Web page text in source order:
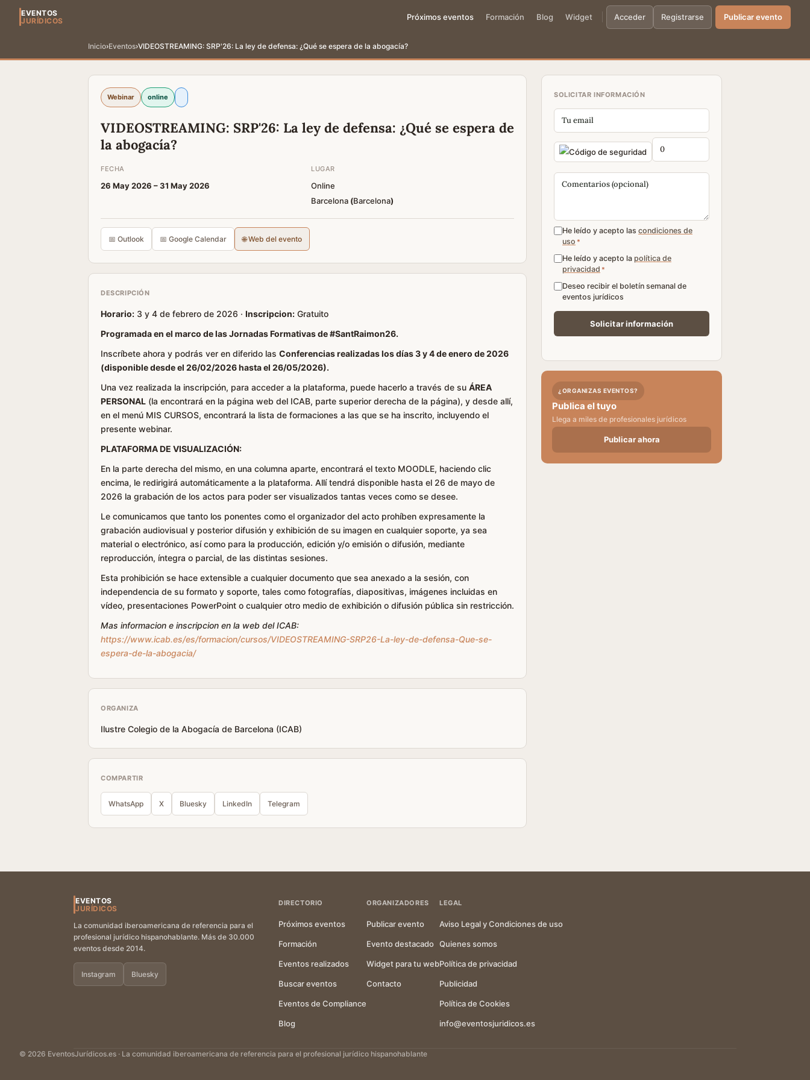
EVENTOS
JURÍDICOS
Próximos eventos Formación Blog Widget Acceder Registrarse Publicar evento
Inicio›Eventos›VIDEOSTREAMING: SRP'26: La ley de defensa: ¿Qué se espera de la abogacía?
Webinar online
VIDEOSTREAMING: SRP'26: La ley de defensa: ¿Qué se espera de
la abogacía?
FECHA
26 May 2026 –31 May 2026
LUGAR
Online
Barcelona (Barcelona)
📅 Outlook 📅 Google Calendar 🌐 Web del evento
DESCRIPCIÓN
Horario: 3 y 4 de febrero de 2026 · Inscripcion: Gratuito
Programada en el marco de las Jornadas Formativas de #SantRaimon26.
Inscríbete ahora y podrás ver en diferido las Conferencias realizadas los días 3 y 4 de enero de 2026
(disponible desde el 26/02/2026 hasta el 26/05/2026).
Una vez realizada la inscripción, para acceder a la plataforma, puede hacerlo a través de su ÁREA
PERSONAL (la encontrará en la página web del ICAB, parte superior derecha de la página), y desde allí,
en el menú MIS CURSOS, encontrará la lista de formaciones a las que se ha inscrito, incluyendo el
presente webinar.
PLATAFORMA DE VISUALIZACIÓN:
En la parte derecha del mismo, en una columna aparte, encontrará el texto MOODLE, haciendo clic
encima, le redirigirá automáticamente a la plataforma. Allí tendrá disponible hasta el 26 de mayo de
2026 la grabación de los actos para poder ser visualizados tantas veces como se desee.
Le comunicamos que tanto los ponentes como el organizador del acto prohíben expresamente la
grabación audiovisual y posterior difusión y exhibición de su imagen en cualquier soporte, ya sea
material o electrónico, así como para la producción, edición y/o emisión o difusión, mediante
reproducción, íntegra o parcial, de las distintas sesiones.
Esta prohibición se hace extensible a cualquier documento que sea anexado a la sesión, con
independencia de su formato y soporte, tales como fotografías, diapositivas, imágenes incluidas en
vídeo, presentaciones PowerPoint o cualquier otro medio de exhibición o difusión pública sin restricción.
Mas informacion e inscripcion en la web del ICAB:
https://www.icab.es/es/formacion/cursos/VIDEOSTREAMING-SRP26-La-ley-de-defensa-Que-se-
espera-de-la-abogacia/
ORGANIZA
Ilustre Colegio de la Abogacía de Barcelona (ICAB)
COMPARTIR
WhatsApp X Bluesky LinkedIn Telegram
SOLICITAR INFORMACIÓN
He leído y acepto las condiciones de
uso *
He leído y acepto la política de
privacidad *
Deseo recibir el boletín semanal de
eventos jurídicos
¿ORGANIZAS EVENTOS?
Publica el tuyo
Llega a miles de profesionales jurídicos
Publicar ahora
EVENTOS
JURÍDICOS
La comunidad iberoamericana de referencia para el
profesional jurídico hispanohablante. Más de 30.000
eventos desde 2014.
Instagram Bluesky
DIRECTORIO
Próximos eventos
Formación
Eventos realizados
Buscar eventos
Eventos de Compliance
Blog
ORGANIZADORES
Publicar evento
Evento destacado
Widget para tu web
Contacto
LEGAL
Aviso Legal y Condiciones de uso
Quienes somos
Política de privacidad
Publicidad
Política de Cookies
info@eventosjuridicos.es
© 2026 EventosJurídicos.es · La comunidad iberoamericana de referencia para el profesional jurídico hispanohablante